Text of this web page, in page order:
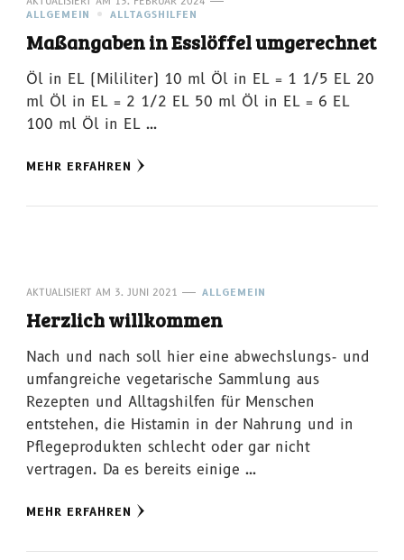
ALLGEMEIN
ALLTAGSHILFEN
Maßangaben in Esslöffel umgerechnet
Öl in EL (Mililiter) 10 ml Öl in EL = 1 1/5 EL 20
ml Öl in EL = 2 1/2 EL 50 ml Öl in EL = 6 EL
100 ml Öl in EL …
MEHR ERFAHREN
AKTUALISIERT AM 3. JUNI 2021 ALLGEMEIN
Herzlich willkommen
Nach und nach soll hier eine abwechslungs- und
umfangreiche vegetarische Sammlung aus
Rezepten und Alltagshilfen für Menschen
entstehen, die Histamin in der Nahrung und in
Pflegeprodukten schlecht oder gar nicht
vertragen. Da es bereits einige …
MEHR ERFAHREN